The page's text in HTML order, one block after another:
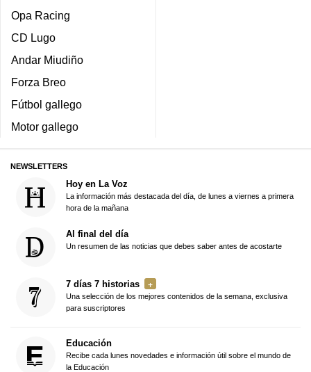
Opa Racing
CD Lugo
Andar Miudiño
Forza Breo
Fútbol gallego
Motor gallego
NEWSLETTERS
Hoy en La Voz
La información más destacada del día, de lunes a viernes a primera
hora de la mañana
Al final del día
Un resumen de las noticias que debes saber antes de acostarte
7 días 7 historias
Una selección de los mejores contenidos de la semana, exclusiva
para suscriptores
Educación
Recibe cada lunes novedades e información útil sobre el mundo de
la Educación